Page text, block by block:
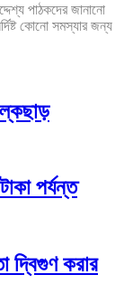
পাঠকদের জানানো
কোনো সমস্যার জন্য
পর্যন্ত
দ্বিগুণ করার